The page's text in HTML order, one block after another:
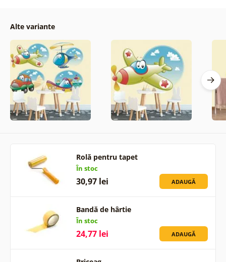
Alte variante
Rolă pentru tapet
În stoc
30,97 lei ADAUGĂ
Bandă de hârtie
În stoc
24,77 lei ADAUGĂ